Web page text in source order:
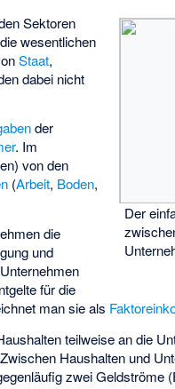
Der
Sektoren
wesentlichen
Staat,
dabei nicht
der
. Im
von den
(Arbeit, Boden,
die
und
für die
man sie als
teilweise an die
Haushalten und
zwei Geldströme